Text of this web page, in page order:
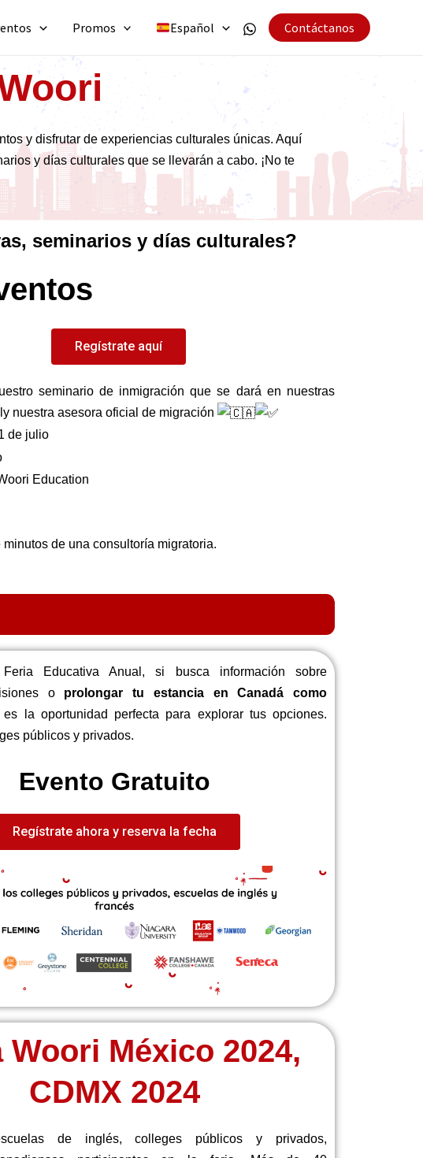
Promos Español Contáctanos
y disfrutar de experiencias culturales únicas. Aquí
y días culturales que se llevarán a cabo. ¡No te
seminarios y días culturales?
Regístrate aquí
seminario de inmigración que se dará en nuestras
nuestra asesora oficial de migración
de julio
Education
minutos de una consultoría migratoria.
Educativa Anual, si busca información sobre
o prolongar tu estancia en Canadá como
la oportunidad perfecta para explorar tus opciones.
públicos y privados.
Evento Gratuito
Regístrate ahora y reserva la fecha
Woori México 2024,
CDMX 2024
de inglés, colleges públicos y privados,